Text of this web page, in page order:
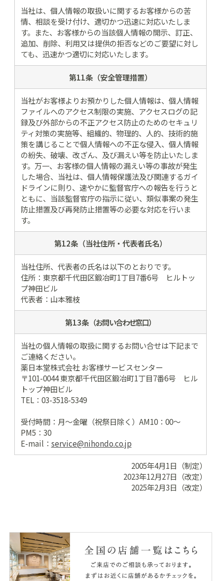
当社は、個人情報の取扱いに関するお客様からの苦
情、相談を受け付け、適切かつ迅速に対応いたしま
す。また、お客様からの当該個人情報の開示、訂正、
追加、削除、利用又は提供の拒否などのご要望に対し
ても、迅速かつ適切に対応いたします。
第11条（安全管理措置）
当社がお客様よりお預かりした個人情報は、個人情報
ファイルへのアクセス制限の実施、アクセスログの記
録及び外部からの不正アクセス防止のためのセキュリ
ティ対策の実施等、組織的、物理的、人的、技術的施
策を講じることで個人情報への不正な侵入、個人情報
の紛失、破壊、改ざん、及び漏えい等を防止いたしま
す。万一、お客様の個人情報の漏えい等の事故が発生
した場合、当社は、個人情報保護法及び関連するガイ
ドラインに則り、速やかに監督官庁への報告を行うと
ともに、当該監督官庁の指示に従い、類似事案の発生
防止措置及び再発防止措置等の必要な対応を行いま
す。
第12条（当社住所・ 代表者氏名）
当社住所、代表者の氏名は以下のとおりです。
住所：東京都千代田区鍛冶町1丁目7番6号 ヒルトッ
プ神田ビル
代表者：山本雅枝
第13条 （お問い合わせ窓口）
当社の個人情報の取扱に関するお問い合せは下記まで
ご連絡ください。
薬日本堂株式会社 お客様サービスセンター
〒101-0044 東京都千代田区鍛冶町1丁目7番6号 ヒル
トップ神田ビル
TEL：03-3518-5349
受付時間：月～金曜（祝祭日除く）AM10：00～
PM5：30
E-mail： service@nihondo.co.jp
2005年4月1日（制定）
2023年12月27日（改定）
2025年2月3日（改定）